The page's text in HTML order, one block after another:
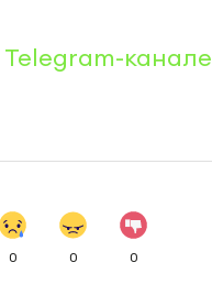
Telegram-канале
0 0 0